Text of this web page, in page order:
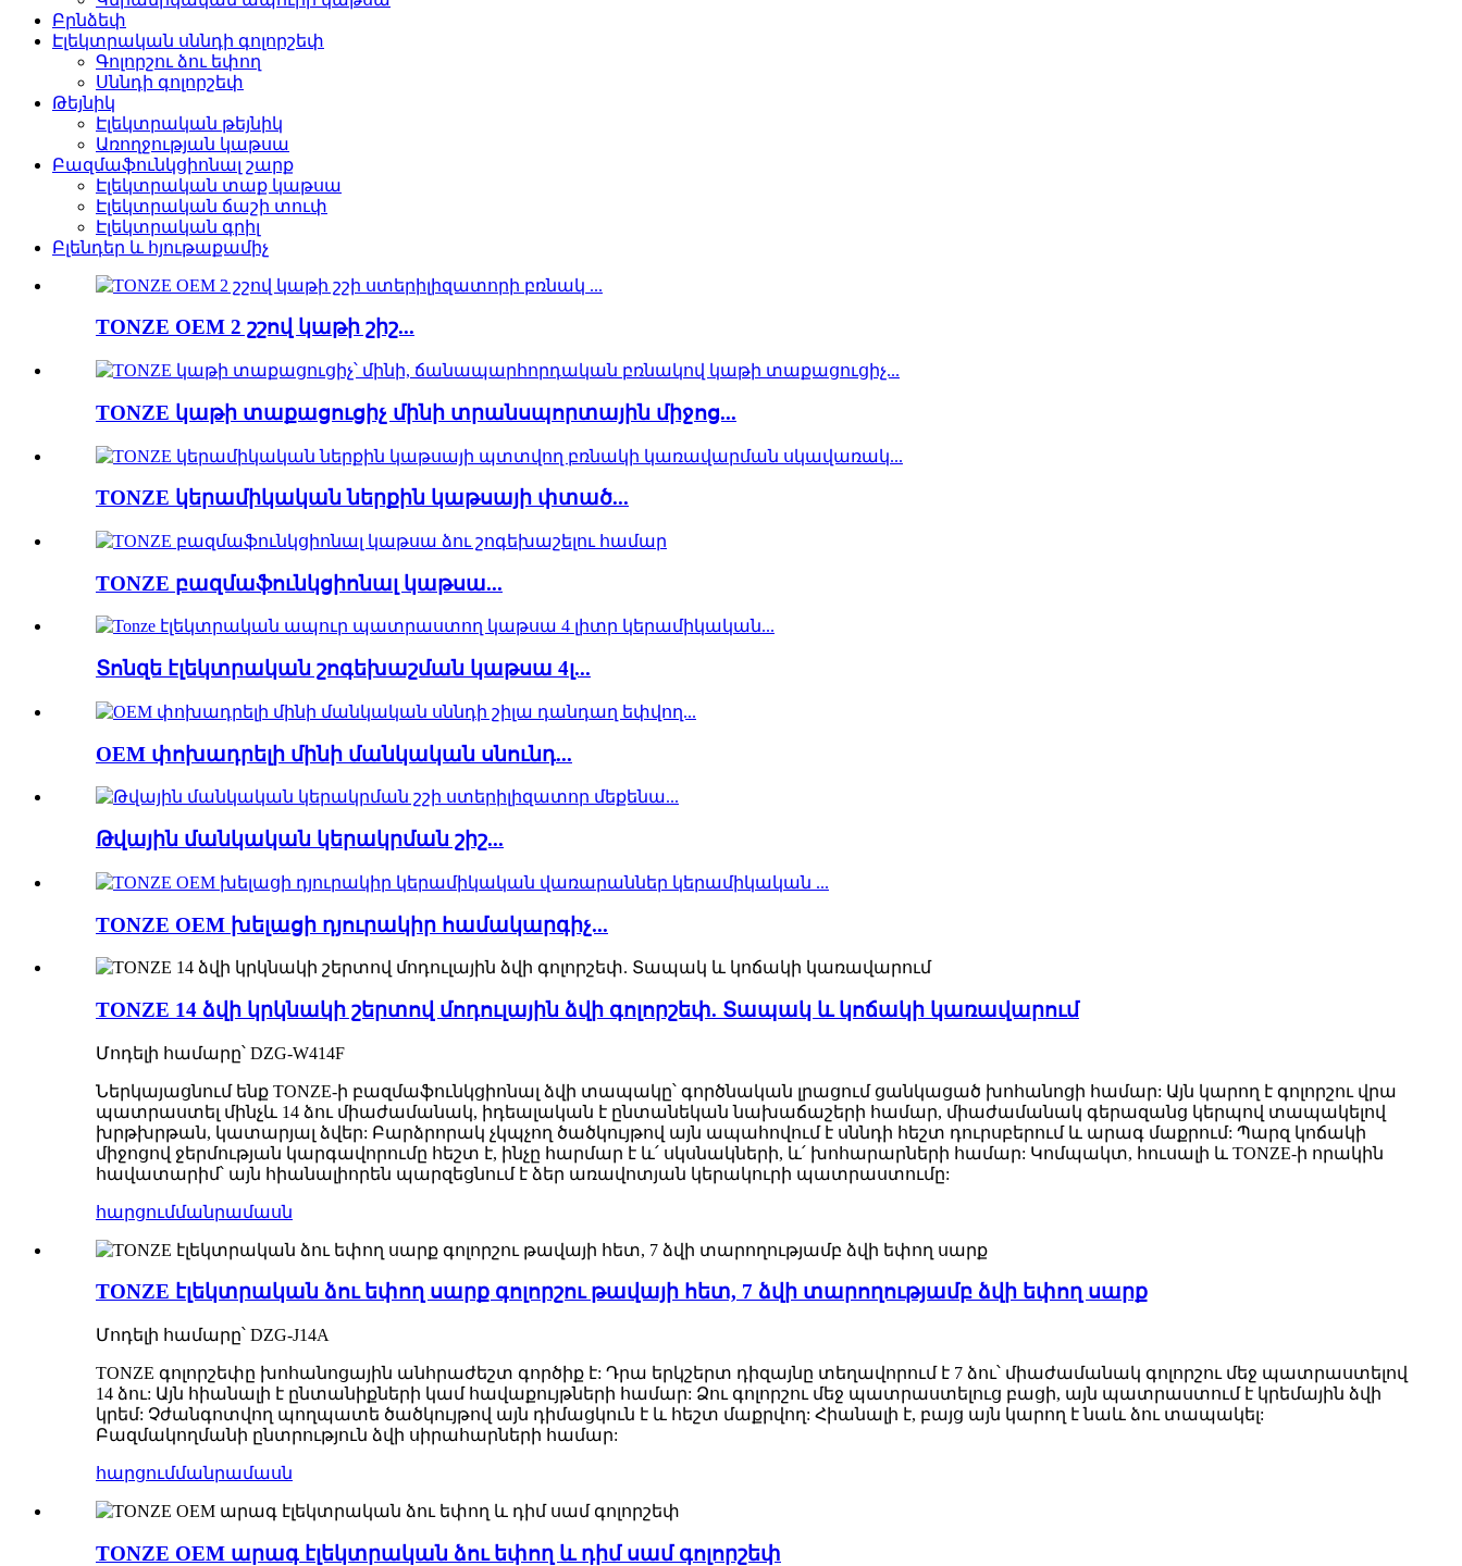
Բրնձեփ
Էլեկտրական սննդի գոլորշեփ
Գոլորշու ձու եփող
Սննդի գոլորշեփ
Թեյնիկ
Էլեկտրական թեյնիկ
Առողջության կաթսա
Բազմաֆունկցիոնալ շարք
Էլեկտրական տաք կաթսա
Էլեկտրական ճաշի տուփ
Էլեկտրական գրիլ
Բլենդեր և հյութաքամիչ
TONZE OEM 2 շշով կաթի շիշ...
TONZE կաթի տաքացուցիչ մինի տրանսպորտային միջոց...
TONZE կերամիկական ներքին կաթսայի փտած...
TONZE բազմաֆունկցիոնալ կաթսա...
Տոնզե էլեկտրական շոգեխաշման կաթսա 4լ...
OEM փոխադրելի մինի մանկական սնունդ...
Թվային մանկական կերակրման շիշ...
TONZE OEM խելացի դյուրակիր համակարգիչ...
TONZE 14 ձվի կրկնակի շերտով մոդուլային ձվի գոլորշեփ. Տապակ և կոճակի կառավարում
Մոդելի համարը՝ DZG-W414F
Ներկայացնում ենք TONZE-ի բազմաֆունկցիոնալ ձվի տապակը՝ գործնական լրացում ցանկացած խոհանոցի համար: Այն կարող է գոլորշու վրա
պատրաստել մինչև 14 ձու միաժամանակ, իդեալական է ընտանեկան նախաճաշերի համար, միաժամանակ գերազանց կերպով տապակելով
խրթխրթան, կատարյալ ձվեր: Բարձրորակ չկպչող ծածկույթով այն ապահովում է սննդի հեշտ դուրսբերում և արագ մաքրում: Պարզ կոճակի
միջոցով ջերմության կարգավորումը հեշտ է, ինչը հարմար է և՛ սկսնակների, և՛ խոհարարների համար: Կոմպակտ, հուսալի և TONZE-ի որակին
հավատարիմ՝ այն հիանալիորեն պարզեցնում է ձեր առավոտյան կերակուրի պատրաստումը:
հարցումմանրամասն
TONZE էլեկտրական ձու եփող սարք գոլորշու թավայի հետ, 7 ձվի տարողությամբ ձվի եփող սարք
Մոդելի համարը՝ DZG-J14A
TONZE գոլորշեփը խոհանոցային անհրաժեշտ գործիք է: Դրա երկշերտ դիզայնը տեղավորում է 7 ձու՝ միաժամանակ գոլորշու մեջ պատրաստելով
14 ձու: Այն հիանալի է ընտանիքների կամ հավաքույթների համար: Ձու գոլորշու մեջ պատրաստելուց բացի, այն պատրաստում է կրեմային ձվի
կրեմ: Չժանգոտվող պողպատե ծածկույթով այն դիմացկուն է և հեշտ մաքրվող: Հիանալի է, բայց այն կարող է նաև ձու տապակել:
Բազմակողմանի ընտրություն ձվի սիրահարների համար:
հարցումմանրամասն
TONZE OEM արագ էլեկտրական ձու եփող և դիմ սամ գոլորշեփ